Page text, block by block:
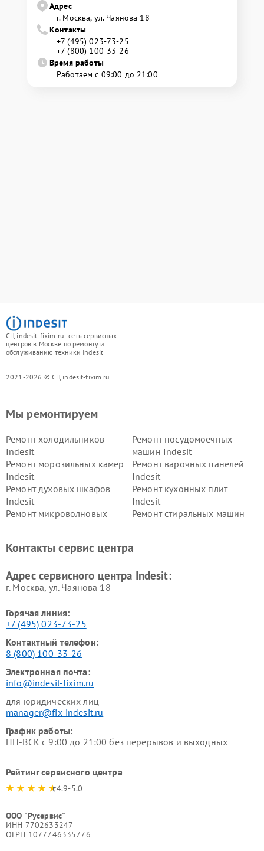
Адрес
г. Москва, ул. Чаянова 18
Контакты
+7 (495) 023-73-25
+7 (800) 100-33-26
Время работы
Работаем с 09:00 до 21:00
СЦ indesit-fixim.ru - сеть сервисных
центров в Москве по ремонту и
обслуживанию техники Indesit
2021-2026 © СЦ indesit-fixim.ru
Мы ремонтируем
Ремонт холодильников
Indesit
Ремонт посудомоечных
машин Indesit
Ремонт морозильных камер
Indesit
Ремонт варочных панелей
Indesit
Ремонт духовых шкафов
Indesit
Ремонт кухонных плит
Indesit
Ремонт микроволновых
Ремонт стиральных машин
Indesit
Indesit
Контакты сервис центра
Адрес сервисного центра Indesit:
г. Москва, ул. Чаянова 18
Горячая линия:
+7 (495) 023-73-25
Контактный телефон:
8 (800) 100-33-26
Электронная почта:
info@indesit-fixim.ru
для юридических лиц
manager@fix-indesit.ru
График работы:
ПН-ВСК с 9:00 до 21:00 без перерывов и выходных
Рейтинг сервисного центра
4.9-5.0
ООО "Русервис"
ИНН 7702633247
ОГРН 1077746335776